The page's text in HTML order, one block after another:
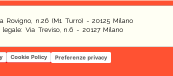
Rovigno, n.26 (M1 Turro) - 20125 Milano
legale: Via Treviso, n.6 - 20127 Milano
Cookie Policy Preferenze privacy